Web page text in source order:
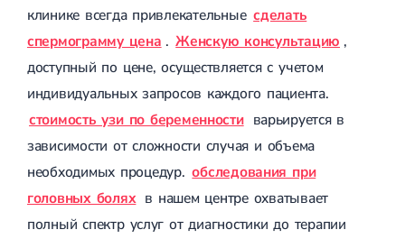
клинике всегда привлекательные сделать
спермограмму цена . Женскую консультацию ,
доступный по цене, осуществляется с учетом
индивидуальных запросов каждого пациента.
стоимость узи по беременности варьируется в
зависимости от сложности случая и объема
необходимых процедур. обследования при
головных болях в нашем центре охватывает
полный спектр услуг от диагностики до терапии